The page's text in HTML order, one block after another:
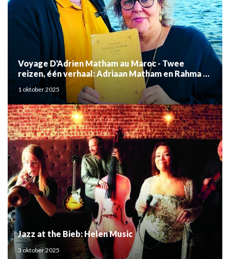
Voyage D'Adrien Matham au Maroc - Twee
reizen, één verhaal: Adriaan Matham en Rahma el
Mouden
1 oktober 2025
Jazz at the Bieb: Helen Music
3 oktober 2025